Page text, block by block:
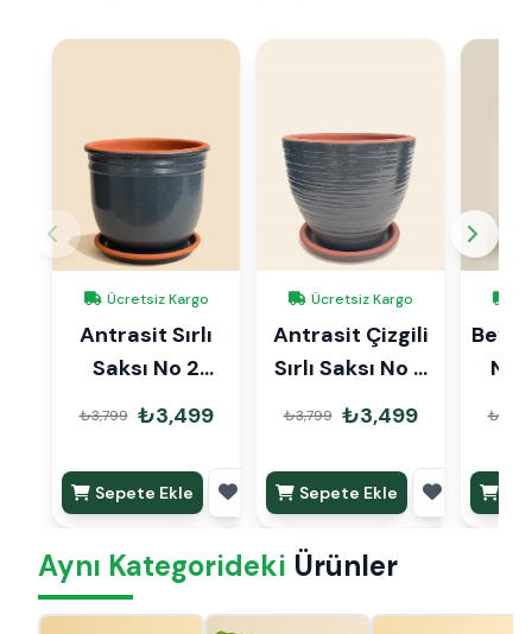
Ücretsiz Kargo
Antrasit Sırlı
Saksı No 2
Ø20cm
₺3,799 ₺3,499
Sepete Ekle
Ücretsiz Kargo
Antrasit Çizgili
Sırlı Saksı No 2
Ø20cm
₺3,799 ₺3,499
Sepete Ekle
No
Aynı Kategorideki Ürünler